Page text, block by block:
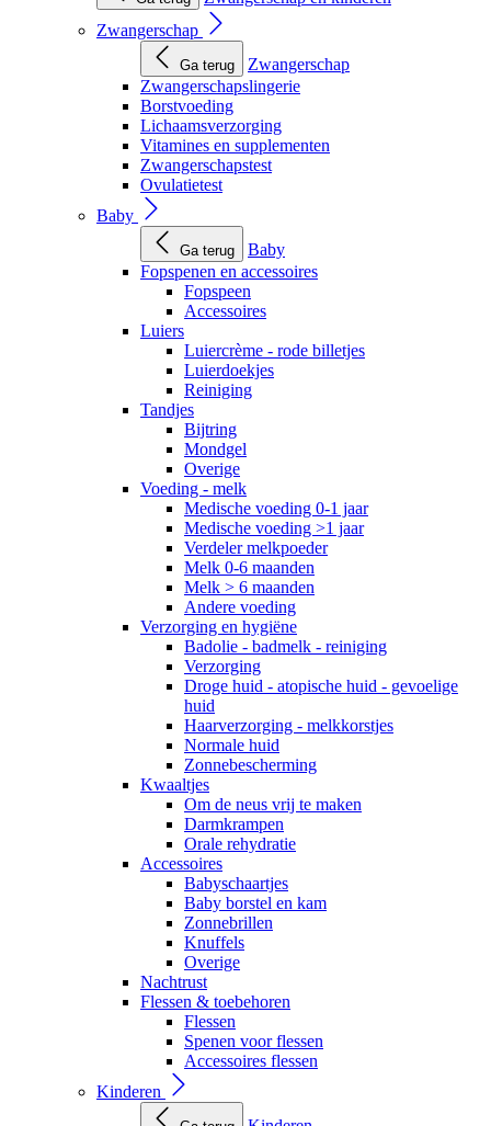
Zwangerschap
Ga terug
Zwangerschap
Zwangerschapslingerie
Borstvoeding
Lichaamsverzorging
Vitamines en supplementen
Zwangerschapstest
Ovulatietest
Baby
Ga terug
Baby
Fopspenen en accessoires
Fopspeen
Accessoires
Luiers
Luiercrème - rode billetjes
Luierdoekjes
Reiniging
Tandjes
Bijtring
Mondgel
Overige
Voeding - melk
Medische voeding 0-1 jaar
Medische voeding >1 jaar
Verdeler melkpoeder
Melk 0-6 maanden
Melk > 6 maanden
Andere voeding
Verzorging en hygiëne
Badolie - badmelk - reiniging
Verzorging
Droge huid - atopische huid - gevoelige
huid
Haarverzorging - melkkorstjes
Normale huid
Zonnebescherming
Kwaaltjes
Om de neus vrij te maken
Darmkrampen
Orale rehydratie
Accessoires
Babyschaartjes
Baby borstel en kam
Zonnebrillen
Knuffels
Overige
Nachtrust
Flessen & toebehoren
Flessen
Spenen voor flessen
Accessoires flessen
Kinderen